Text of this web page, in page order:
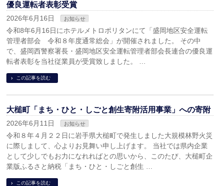
優良運転者表彰受賞
2026年6月16日 お知らせ
令和8年6月16日にホテルメトロポリタンにて「盛岡地区安全運転
管理者部会 令和８年度通常総会」が開催されました。 その中
で、盛岡西警察署長・盛岡地区安全運転管理者部会長連合の優良運
転者表彰を当社従業員が受賞致しました。 …
この記事を読む
大槌町「まち・ひと・しごと創生寄附活用事業」への寄附
2026年6月11日 お知らせ
令和８年４月２２日に岩手県大槌町で発生しました大規模林野火災
に際しまして、心よりお見舞い申し上げます。 当社では県内企業
として少しでもお力になれればとの思いから、このたび、大槌町企
業版ふるさと納税「まち・ひと・しごと創生 …
この記事を読む